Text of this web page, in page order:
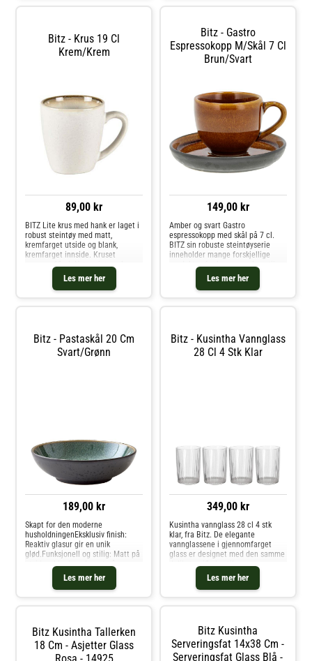
Bitz - Krus 19 Cl
Krem/krem
89,00 kr
Les mer her
BITZ Lite krus med hank er laget i
robust steintøy med matt,
kremfarget utside og blank,
kremfarget innside. Kruset
kaffe, te eller noe annet fra det
flotte kruset, og kombiner det med
de andre fantastiske fargene i s
Bitz - Gastro
Espressokopp M/skål 7 Cl
Brun/svart
149,00 kr
Les mer her
Amber og svart Gastro
espressokopp med skål på 7 cl.
BITZ sin robuste steintøyserie
inneholder mange forskjellige
tallerkener, fat og skåler, i flere
størrelser og i mange fantastiske
fargekombinasjoner. De flotte og
Bitz - Pastaskål 20 Cm
Svart/grønn
189,00 kr
Les mer her
Skapt for den moderne
husholdningenEksklusiv finish:
Reaktiv glasur gir en unik
glød.Funksjonell og stilig: Matt på
utsiden, blank og farget på
innsiden.Holdbar: Laget av robust
steintøy som varer lenge.Praktisk:
Egnet for oppvaskmaskin,
Bitz - Kusintha Vannglass
28 Cl 4 Stk Klar
349,00 kr
Les mer her
Kusintha vannglass 28 cl 4 stk
klar, fra Bitz. De elegante
vannglassene i gjennomfarget
glass er designet med den samme
delikate, riflede stilen som
vannflaskene i Kusintha-serien.
Disse glassene er tilgjengelige i
en rekke vakre farger, inkludert gr
Bitz Kusintha Tallerken
18 Cm - Asjetter Glass
Bitz Kusintha
Serveringsfat 14x38 Cm -
Serveringsfat Glass Blå -